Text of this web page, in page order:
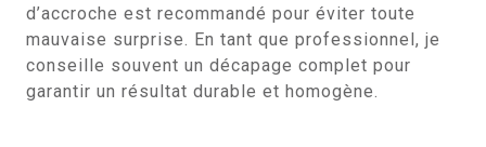
d’accroche est recommandé pour éviter toute
mauvaise surprise. En tant que professionnel, je
conseille souvent un décapage complet pour
garantir un résultat durable et homogène.